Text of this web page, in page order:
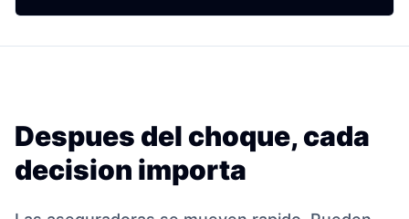
Despues del choque, cada
decision importa